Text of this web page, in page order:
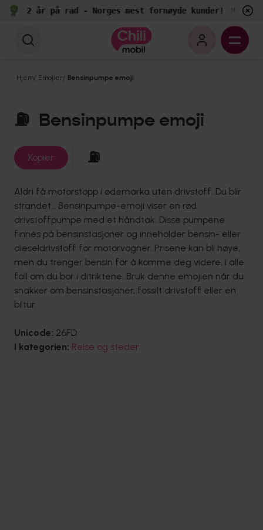
2 år på rad - Norges mest fornøyde kunder! Målt av
Hjem/ Emojier/ Bensinpumpe emoji
⛽ Bensinpumpe emoji
Kopier ⛽
Aldri få motorstopp i ødemarka uten drivstoff. Du blir
strandet… Bensinpumpe-emoji viser en rød
drivstoffpumpe med et håndtak. Disse pumpene
finnes på bensinstasjoner og inneholder bensin- eller
dieseldrivstoff for motorvogner. Prisene kan bli høye,
men du trenger bensin for å komme deg videre, i alle
fall om du bor i ditriktene. Bruk denne emojien når du
snakker om bensinstasjoner, fossilt drivstoff eller en
biltur.
Unicode: 26FD
I kategorien: Reise og steder